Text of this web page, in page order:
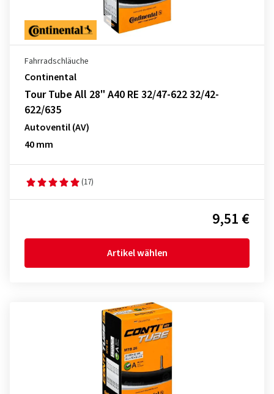
Fahrradschläuche
Continental
Tour Tube All 28" A40 RE 32/47-622 32/42-
622/635
Autoventil (AV)
40 mm
(17)
9,51 €
Artikel wählen